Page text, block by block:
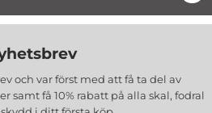
och var först med att få ta del av
samt få 10% rabatt på alla skal, fodral